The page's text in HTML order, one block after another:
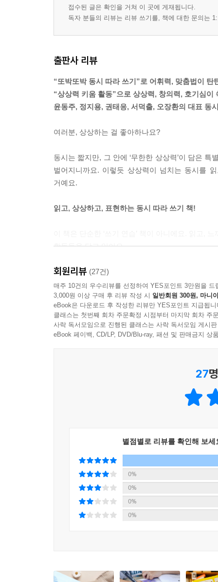
접수된 글은 확인을 거쳐 이 곳에 게재됩니다.
독자 분들의 리뷰는 리뷰 쓰기를, 책에 대한 문의는
출판사 리뷰
“또박또박 동시 따라 쓰기”로 어휘력, 맞춤법이 탄
“상상력 키움 활동”으로 상상력, 창의력, 호기심이
윤동주, 정지용, 권태응, 서덕출, 오장환의 대표 동
여러분, 상상하는 걸 좋아하나요?
동시는 짧지만, 그 안에 ‘무한한 상상력’이 담은
벌어지니까요. 이렇듯 상상력이 넘치는 동시를
거예요.
읽고, 상상하고, 표현하는 동시 따라 쓰기 책!
활동들을 담고 있어요.
* 동시를 읽고 나만의 경험이나 느낌을 떠올려 보기
* 동시를 따라 쓰며 시 속 단어와 표현에 집중하기
* 친구 또는 부모님과 함께 시에 대해 의견 나누기
* 질문에 답하기, 그림 그리기, 글쓰기 등 다양한 동
이런 활동들이 여러분의 상상력을 펼치는 데 도움
회원리뷰 (27건)
매주 10건의 우수리뷰를 선정하여 YES포인트 3만원을 드
3,000원 이상 구매 후 리뷰 작성 시 일반회원 300원, 마니
eBook은 다운로드 후 작성한 리뷰만 YES포인트 지급됩니
클래스는 첫번째 회차 주문확정 시점부터 마지막 회차 주
사락 독서모임으로 진행된 클래스는 사락 독서모임 게시
eBook 페이백, CD/LP, DVD/Blu-ray, 패션 및 판매금지 상
27
별점별로 리뷰를 확인해 보세
0%
0%
0%
0%